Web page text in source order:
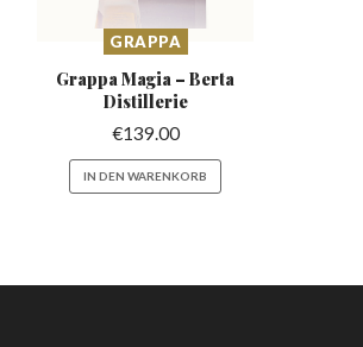
GRAPPA
Grappa Magia –Berta
Distillerie
€139.00
IN DEN WARENKORB